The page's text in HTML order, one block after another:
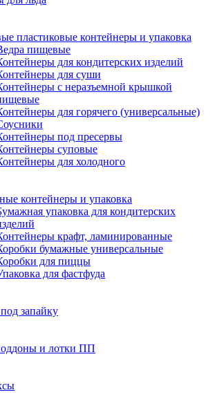
пластиковые контейнеры и упаковка
пищевые
для кондитерских изделий
для суши
с неразъемной крышкой
для горячего (универсальные)
под пресервы
суповые
для холодного
контейнеры и упаковка
упаковка для кондитерских
крафт, ламинированные
бумажные универсальные
для пиццы
для фастфуда
запайку
и лотки ПП